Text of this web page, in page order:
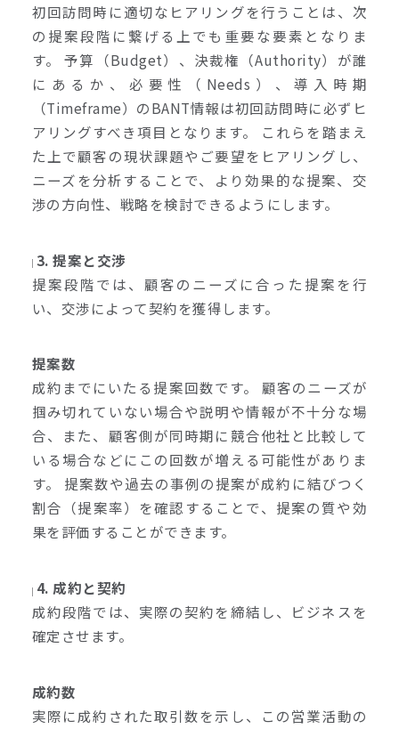
初回訪問時に適切なヒアリングを行うことは、次
の提案段階に繋げる上でも重要な要素となりま
す。 予算（Budget）、決裁権（Authority）が誰
にあるか、必要性（Needs）、導入時期
（Timeframe）のBANT情報は初回訪問時に必ずヒ
アリングすべき項目となります。 これらを踏まえ
た上で顧客の現状課題やご要望をヒアリングし、
ニーズを分析することで、より効果的な提案、交
渉の方向性、戦略を検討できるようにします。
3. 提案と交渉
提案段階では、顧客のニーズに合った提案を行
い、交渉によって契約を獲得します。
提案数
成約までにいたる提案回数です。 顧客のニーズが
掴み切れていない場合や説明や情報が不十分な場
合、また、顧客側が同時期に競合他社と比較して
いる場合などにこの回数が増える可能性がありま
す。 提案数や過去の事例の提案が成約に結びつく
割合（提案率）を確認することで、提案の質や効
果を評価することができます。
4. 成約と契約
成約段階では、実際の契約を締結し、ビジネスを
確定させます。
成約数
実際に成約された取引数を示し、この営業活動の